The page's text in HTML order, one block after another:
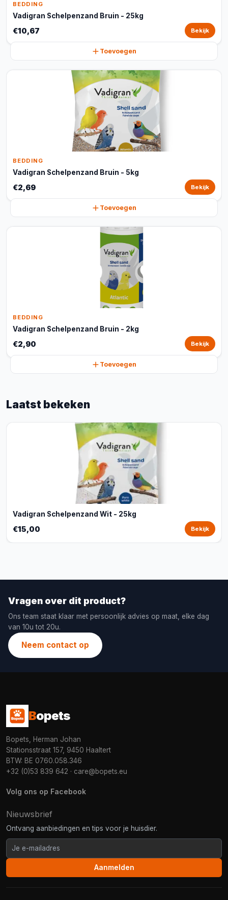
BEDDING
Vadigran Schelpenzand Bruin - 25kg
€10,67 Bekijk
Toevoegen
BEDDING
Vadigran Schelpenzand Bruin - 5kg
€2,69 Bekijk
Toevoegen
BEDDING
Vadigran Schelpenzand Bruin - 2kg
€2,90 Bekijk
Toevoegen
Laatst bekeken
Vadigran Schelpenzand Wit - 25kg
€15,00 Bekijk
Vragen over dit product?
Ons team staat klaar met persoonlijk advies op maat, elke dag
van 10u tot 20u.
Neem contact op
Bopets
Bopets, Herman Johan
Stationsstraat 157, 9450 Haaltert
BTW: BE 0760.058.346
+32 (0)53 839 642 · care@bopets.eu
Volg ons op Facebook
Nieuwsbrief
Ontvang aanbiedingen en tips voor je huisdier.
Aanmelden